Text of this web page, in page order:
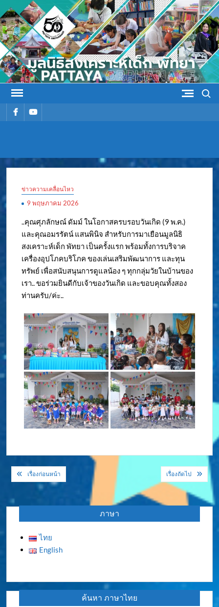
Skip
to
content
รายการรายการ
สงเคราะห์
ข่าวความเคลื่อนไหว
9 พฤษภาคม 2026
..คุณศุภลักษณ์ ดัมม์ ในโอกาสครบรอบวันเกิด (9 พ.ค.)
และคุณอมรรัตน์ แสนพินิจ สำหรับการมาเยือนมูลนิธิ
สงเคราะห์เด็ก พัทยา เป็นครั้งแรก พร้อมทั้งการบริจาค
เครื่องอุปโภคบริโภค ของเล่นเสริมพัฒนาการ และทุน
ทรัพย์ เพื่อสนับสนุนการดูแลน้อง ๆ ทุกกลุ่มวัยในบ้านของ
เรา.. ขอร่วมยินดีกับเจ้าของวันเกิด และขอบคุณทั้งสอง
ท่านครับ/ค่ะ..
แนะแนว
เรื่องก่อนหน้า เรื่องถัดไป
ภาษา
ไทย
English
ค้นหา ภาษาไทย